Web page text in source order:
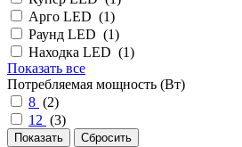
Арго LED (1)
Раунд LED (1)
Находка LED (1)
Показать все
Потребляемая мощность (Вт)
8 (2)
12 (3)